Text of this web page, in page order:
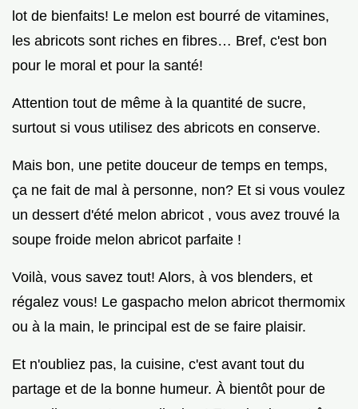
lot de bienfaits! Le melon est bourré de vitamines,
les abricots sont riches en fibres… Bref, c'est bon
pour le moral et pour la santé!
Attention tout de même à la quantité de sucre,
surtout si vous utilisez des abricots en conserve.
Mais bon, une petite douceur de temps en temps,
ça ne fait de mal à personne, non? Et si vous voulez
un dessert d'été melon abricot , vous avez trouvé la
soupe froide melon abricot parfaite !
Voilà, vous savez tout! Alors, à vos blenders, et
régalez vous! Le gaspacho melon abricot thermomix
ou à la main, le principal est de se faire plaisir.
Et n'oubliez pas, la cuisine, c'est avant tout du
partage et de la bonne humeur. À bientôt pour de